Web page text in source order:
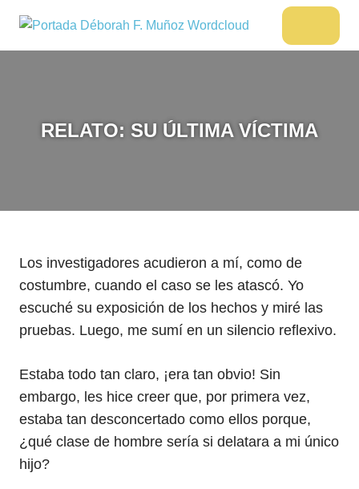
contenido
DÉBORAH
RELATO: SU ÚLTIMA VÍCTIMA
Los investigadores acudieron a mí, como de
costumbre, cuando el caso se les atascó. Yo
escuché su exposición de los hechos y miré las
pruebas. Luego, me sumí en un silencio reflexivo.
Estaba todo tan claro, ¡era tan obvio! Sin
embargo, les hice creer que, por primera vez,
estaba tan desconcertado como ellos porque,
¿qué clase de hombre sería si delatara a mi único
hijo?